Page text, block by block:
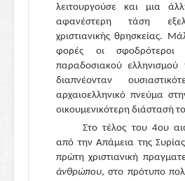
λειτουργούσε και μια
αφανέστερη τάση
χριστιανικής θρησκείας.
φορές οι σφοδρότεροι
παραδοσιακού
διαπνέονταν
αρχαιοελληνικό πνεύμα
οικουμενικότερη διάστασή
Στο τέλος του 4ου
από την Απάμεια της
πρώτη χριστιανική
ἀνθρώπου, στο πρότυπο